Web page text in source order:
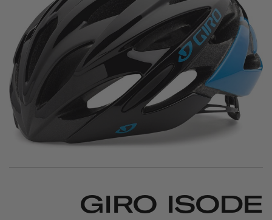
GIRO ISODE